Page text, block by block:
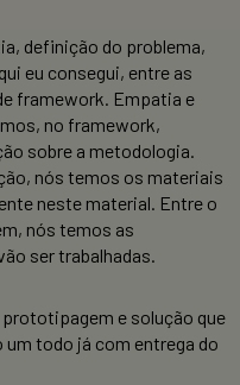
definição do problema,
eu consegui, entre as
framework. Empatia e
no framework,
sobre a metodologia.
nós temos os materiais
neste material. Entre o
nós temos as
ser trabalhadas.
e solução que
todo já com entrega do